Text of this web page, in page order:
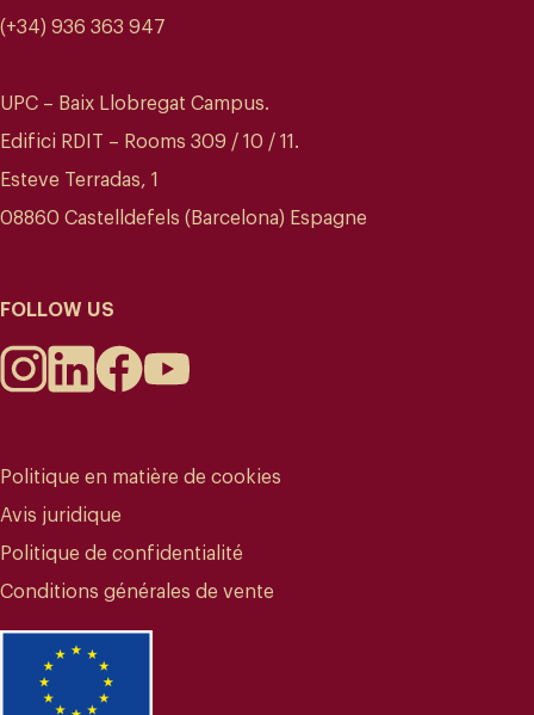
(+34) 936 363 947
UPC – Baix Llobregat Campus.
Edifici RDIT – Rooms 309 / 10 / 11.
Esteve Terradas, 1
08860 Castelldefels (Barcelona) Espagne
FOLLOW US
Politique en matière de cookies
Avis juridique
Politique de confidentialité
Conditions générales de vente